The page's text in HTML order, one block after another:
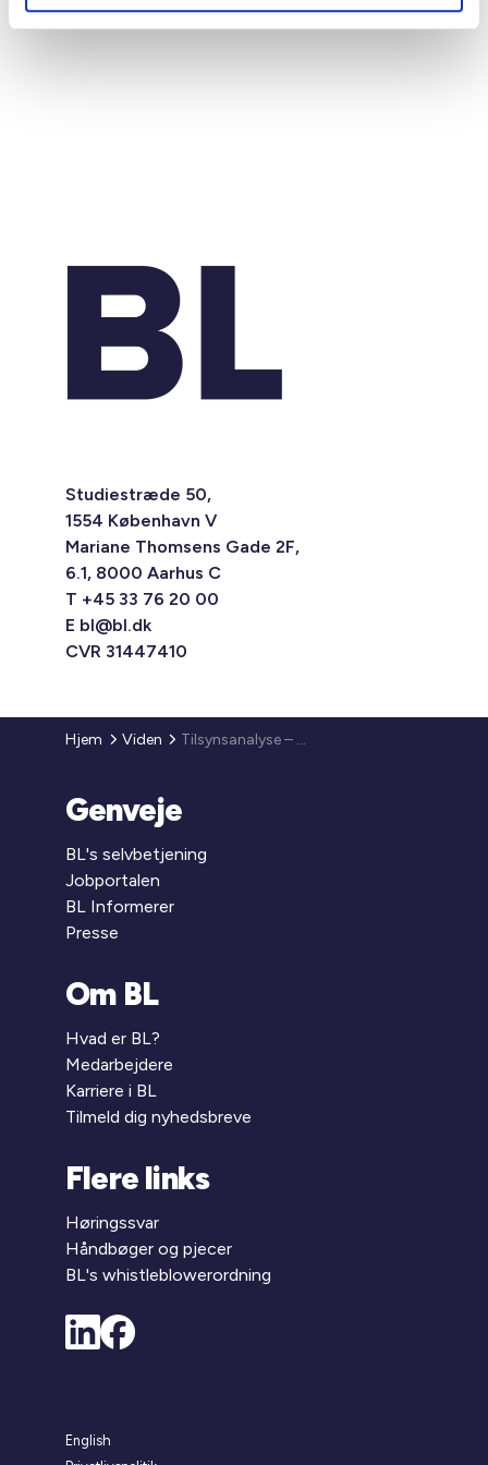
Studiestræde 50,
1554 København V
Mariane Thomsens Gade 2F,
6.1, 8000 Aarhus C
T +45 33 76 20 00
E bl@bl.dk
CVR 31447410
Hjem Viden Tilsynsanalyse – spørgeskema til boligorganisationerne
Genveje
BL's selvbetjening
Jobportalen
BL Informerer
Presse
Om BL
Hvad er BL?
Medarbejdere
Karriere i BL
Tilmeld dig nyhedsbreve
Flere links
Høringssvar
Håndbøger og pjecer
BL's whistleblowerordning
English